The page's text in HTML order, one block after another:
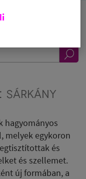
SÁRKÁNY
hagyományos
melyek egykoron
és
és szellemet.
új formában, a